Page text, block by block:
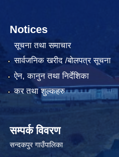
Notices
सूचना तथा समाचार
सार्वजनिक खरीद /बोलपत्र सूचना
ऐन, कानुन तथा निर्देशिका
कर तथा शुल्कहरु
सम्पर्क विवरण
सन्दकपुर गाउँपालिका